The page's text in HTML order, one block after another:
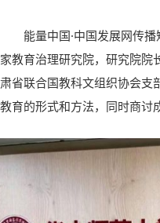
能量中国·中国发展网传
家教育治理研究院，研究院院
肃省联合国教科文组织协会支
教育的形式和方法，同时商讨